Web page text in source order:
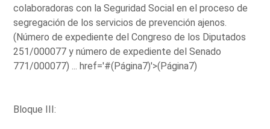
colaboradoras con la Seguridad Social en el proceso de
segregación de los servicios de prevención ajenos.
(Número de expediente del Congreso de los Diputados
251/000077 y número de expediente del Senado
771/000077) ...href='#(Página7)'>(Página7)
Bloque III: